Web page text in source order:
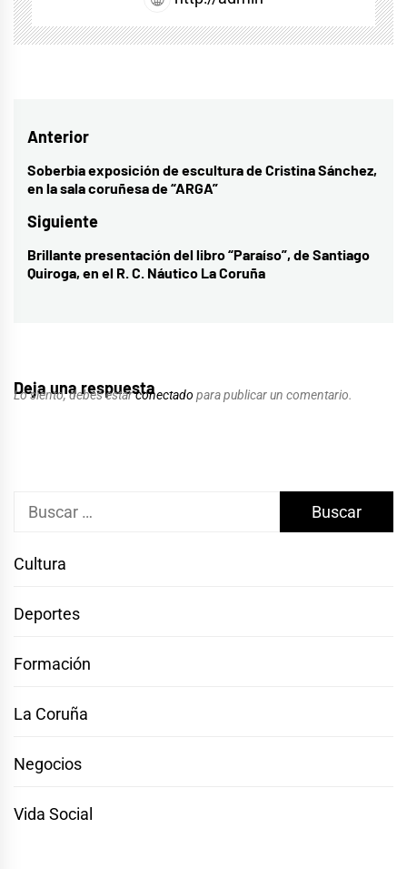
Navegación
de
Anterior
Entrada
anterior:
Soberbia exposición de escultura de Cristina Sánchez,
en la sala coruñesa de “ARGA”
Siguiente
Entrada
siguiente:
Brillante presentación del libro “Paraíso”, de Santiago
Quiroga, en el R. C. Náutico La Coruña
Deja una respuesta
Lo siento, debes estarconectado para publicar un comentario.
Buscar:
Cultura
Deportes
Formación
La Coruña
Negocios
Vida Social